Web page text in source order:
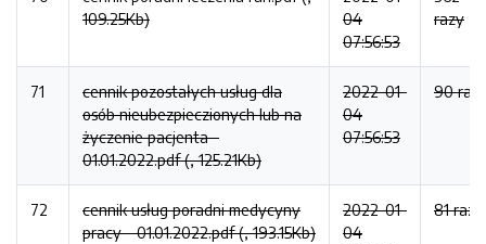
109.25Kb)
04
07:56:53
razy
71
cennik pozostałych usług dla
osób nieubezpieczionych lub na
życzenie pacjenta -
01.01.2022.pdf (, 125.21Kb)
2022-01-
04
07:56:53
90
72
cennik usług poradni medycyny
pracy - 01.01.2022.pdf (, 193.15Kb)
2022-01-
04
81 razy